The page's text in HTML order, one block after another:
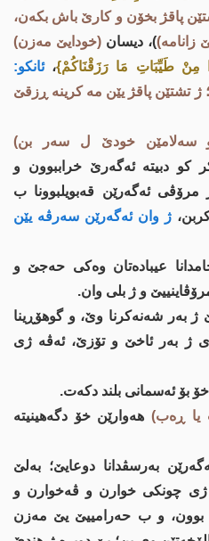
پاقژ بخۆن و کارێ باش بکەن،
)، دیسان (خودایێ مه‌زن)
مِنْ طَيِّبَاتِ مَا رَزَقْنَاكُمْ}، ئانكو:
ژ تشتێن پاقژ یێن مه‌ كرینه‌ ڕزقێ
سه‌لامێن خودێ ل سه‌ر بن)
كو دبیته‌ ئه‌گه‌رێ خراببوون و
مرۆڤی ئه‌گه‌رێن قه‌بویلبوونا ب
ژ وان ئه‌گه‌رێن سه‌رڤه‌ یێن
عیباده‌تان وه‌كی حه‌جێ و
و ژ بلی وان.
ژ به‌ر شه‌نه‌كرنا وێ، و گوهۆڕینا
به‌ر ئاخێ و تۆزێ، ئه‌ڤه‌ ژی
بۆ ئه‌سمانی بلند دكه‌ت.
یا ڕه‌ب)هه‌وارێن خۆ دگه‌هینیته‌
به‌رسڤدانا دوعایێ؛ به‌لێ
ژی چونكی خوارن و ڤه‌خوارن و
و ب حه‌رامییێ یێ مه‌زن